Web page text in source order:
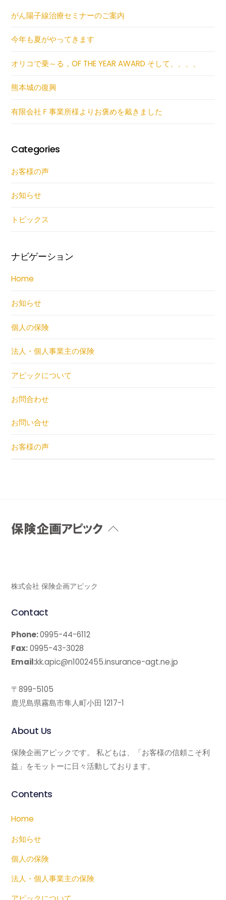
がん陽子線治療セミナーのご案内
今年も夏がやってきます
オリコで乗～る，OF THE YEAR AWARD そして、、、、
熊本城の復興
有限会社Ｆ事業所様よりお褒めを戴きました
Categories
お客様の声
お知らせ
トピックス
ナビゲーション
Home
お知らせ
個人の保険
法人・個人事業主の保険
アピックについて
お問合わせ
お問い合せ
お客様の声
Back
株式会社 保険企画アピック
Contact
Phone:0995-44-6112
Fax:0995-43-3028
Email:kk.apic@n1002455.insurance-agt.ne.jp
〒899-5105
鹿児島県霧島市隼人町小田 1217-1
About Us
保険企画アピックです。 私どもは、「お客様の信頼こそ利
益」をモットーに日々活動しております。
Contents
Home
お知らせ
個人の保険
法人・個人事業主の保険